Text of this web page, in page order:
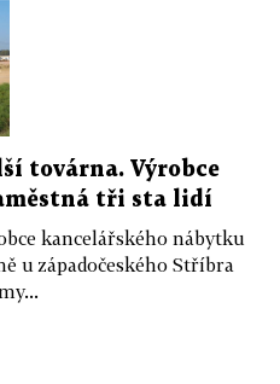
továrna. Výrobce
tři sta lidí
kancelářského nábytku
u západočeského Stříbra